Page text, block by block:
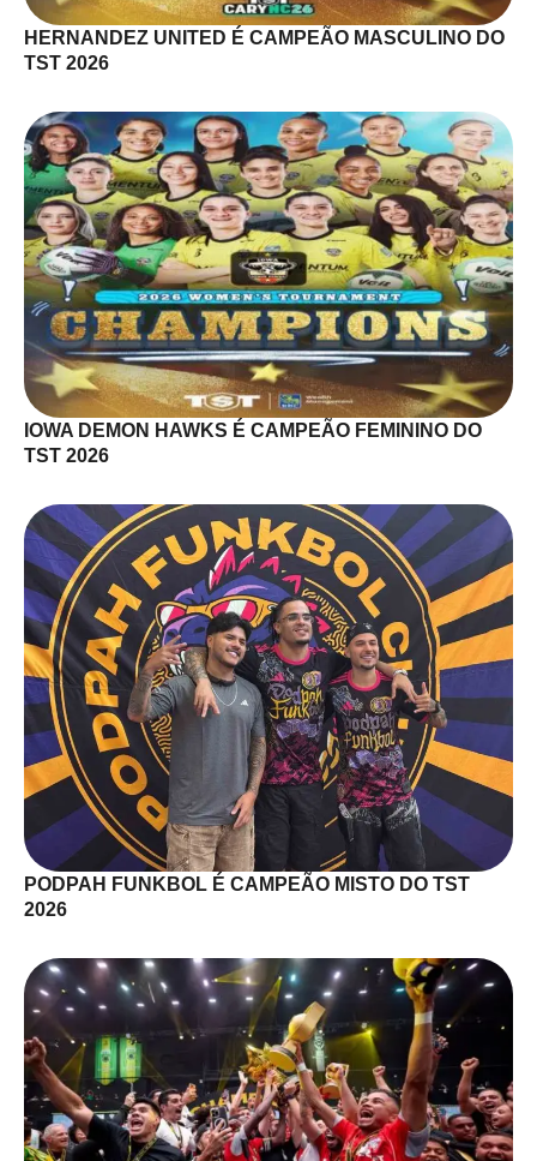
HERNANDEZ UNITED É CAMPEÃO MASCULINO DO
TST 2026
IOWA DEMON HAWKS É CAMPEÃO FEMININO DO
TST 2026
PODPAH FUNKBOL É CAMPEÃO MISTO DO TST
2026